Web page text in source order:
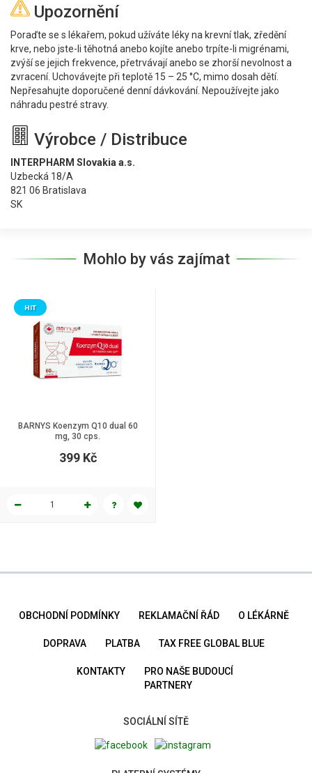
Upozornění
Poraďte se s lékařem, pokud užíváte léky na krevní tlak, zředění
krve, nebo jste-li těhotná anebo kojíte anebo trpíte-li migrénami,
zvýší se jejich frekvence, přetrvávají anebo se zhorší nevolnost a
zvracení. Uchovávejte při teplotě 15 – 25 °C, mimo dosah dětí.
Nepřesahujte doporučené denní dávkování. Nepoužívejte jako
náhradu pestré stravy.
Výrobce / Distribuce
INTERPHARM Slovakia a.s.
Uzbecká 18/A
821 06 Bratislava
SK
Mohlo by vás zajímat
BARNYS Koenzym Q10 dual 60
mg, 30 cps.
HIT
399 Kč
OBCHODNÍ PODMÍNKY REKLAMAČNÍ ŘÁD O LÉKÁRNĚ
DOPRAVA PLATBA TAX FREE GLOBAL BLUE
KONTAKTY
PRO NAŠE BUDOUCÍ
PARTNERY
SOCIÁLNÍ SÍTĚ